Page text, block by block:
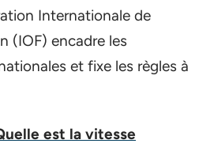
Internationale de
(IOF) encadre les
et fixe les règles à
est la vitesse